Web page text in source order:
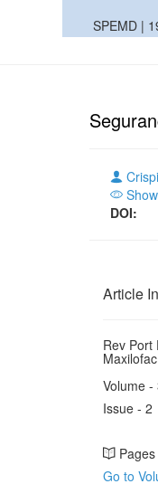
SPEMD |
DOI:
Article
Rev Port
Maxilofac
Volume -
Issue - 2
Go to